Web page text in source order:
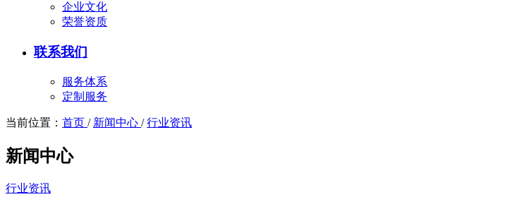
企业文化
荣誉资质
联系我们
服务体系
定制服务
当前位置： 首页 / 新闻中心 /行业资讯
新闻中心
行业资讯